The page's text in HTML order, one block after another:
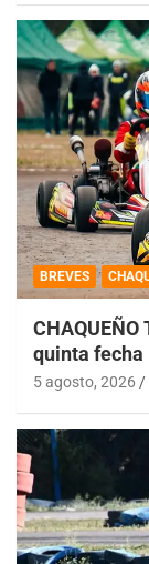
BREVES
CHAQUEÑO
quinta fecha
5 agosto, 2026